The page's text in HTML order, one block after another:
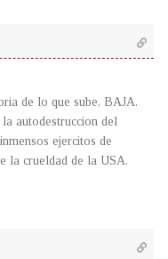
de lo que sube, BAJA.
autodestruccion del
ejercitos de
la crueldad de la USA.